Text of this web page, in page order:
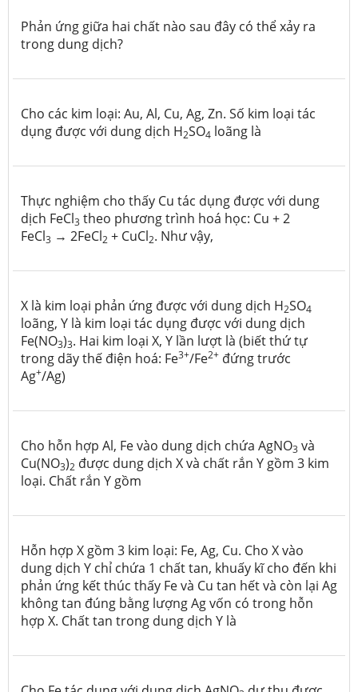
Phản ứng giữa hai chất nào sau đây có thể xảy ra
trong dung dịch?
Cho các kim loại: Au, Al, Cu, Ag, Zn. Số kim loại tác
dụng được với dung dịch H2SO4 loãng là
Thực nghiệm cho thấy Cu tác dụng được với dung
dịch FeCl3 theo phương trình hoá học: Cu + 2
FeCl3 → 2FeCl2 + CuCl2. Như vậy,
X là kim loại phản ứng được với dung dịch H2SO4
loãng, Y là kim loại tác dụng được với dung dịch
Fe(NO3)3. Hai kim loại X, Y lần lượt là (biết thứ tự
trong dãy thế điện hoá: Fe3+/Fe2+ đứng trước
Ag+/Ag)
Cho hỗn hợp Al, Fe vào dung dịch chứa AgNO3 và
Cu(NO3)2 được dung dịch X và chất rắn Y gồm 3 kim
loại. Chất rắn Y gồm
Hỗn hợp X gồm 3 kim loại: Fe, Ag, Cu. Cho X vào
dung dịch Y chỉ chứa 1 chất tan, khuấy kĩ cho đến khi
phản ứng kết thúc thấy Fe và Cu tan hết và còn lại Ag
không tan đúng bằng lượng Ag vốn có trong hỗn
hợp X. Chất tan trong dung dịch Y là